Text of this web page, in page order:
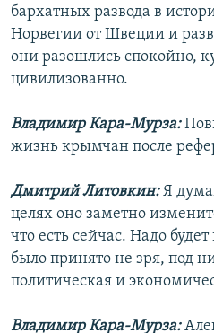
бархатных развода в
Норвегии от Швеции и
они разошлись спокойно,
цивилизованно.
Владимир Кара-Мурза:
жизнь крымчан после
Дмитрий Литовкин:Я
целях оно заметно
что есть сейчас. Надо
было принято не зря, под
политическая и
Владимир Кара-Мурза: